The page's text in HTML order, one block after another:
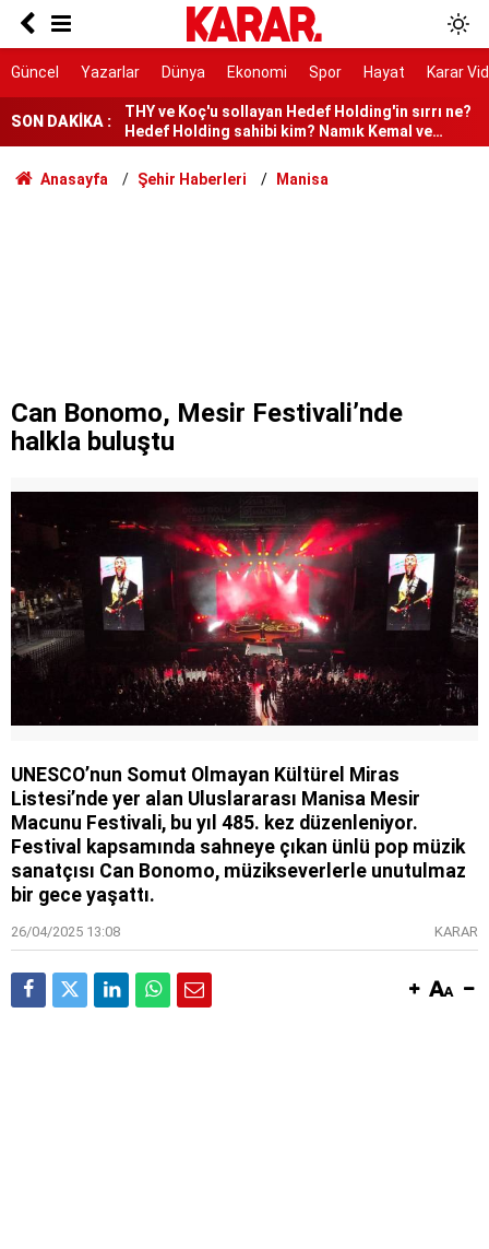
Güncel Yazarlar Dünya Ekonomi Spor Hayat Karar
SON DAKİKA :
Berlin’in ilk Türk başbakanı olabilir
Hedef Holding sahibi kim? Namık Kemal ve
Mehmet Ziya Gökalp kimdir?
DEM Partili Akın: Bütün sorunları çözecek bir
yasa değil
Deniz Harp Okulu’nda yangın
Anasayfa Şehir Haberleri Manisa
Can Bonomo, Mesir Festivali’nde
halkla buluştu
UNESCO’nun Somut Olmayan Kültürel Miras
Listesi’nde yer alan Uluslararası Manisa Mesir
Macunu Festivali, bu yıl 485. kez düzenleniyor.
Festival kapsamında sahneye çıkan ünlü pop müzik
sanatçısı Can Bonomo, müzikseverlerle unutulmaz
bir gece yaşattı.
26/04/2025 13:08 KARAR